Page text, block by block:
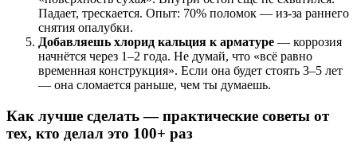
Падает, трескается. Опыт: 70% поломок — из-за раннего
снятия опалубки.
Добавляешь хлорид кальция к арматуре — коррозия
начнётся через 1–2 года. Не думай, что «всё равно
временная конструкция». Если она будет стоять 3–5 лет
— она сломается раньше, чем ты думаешь.
Как лучше сделать — практические советы от
тех, кто делал это 100+ раз